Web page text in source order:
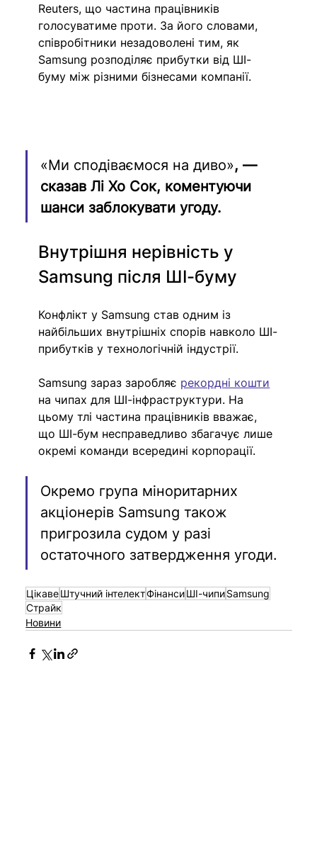
Reuters, що частина працівників
голосуватиме проти. За його словами,
співробітники незадоволені тим, як
Samsung розподіляє прибутки від ШІ-
буму між різними бізнесами компанії.
«Ми сподіваємося на диво», —
сказав Лі Хо Сок, коментуючи
шанси заблокувати угоду.
Внутрішня нерівність у
Samsung після ШІ-буму
Конфлікт у Samsung став одним із
найбільших внутрішніх спорів навколо ШІ-
прибутків у технологічній індустрії.
Samsung зараз заробляє рекордні кошти
на чипах для ШІ-інфраструктури. На
цьому тлі частина працівників вважає,
що ШІ-бум несправедливо збагачує лише
окремі команди всередині корпорації.
Окремо група міноритарних
акціонерів Samsung також
пригрозила судом у разі
остаточного затвердження угоди.
ЦікавеШтучний інтелектФінансиШІ-чипиSamsung
Страйк
Новини